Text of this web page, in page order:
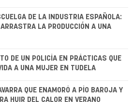
DE LA INDUSTRIA ESPAÑOLA:
LA PRODUCCIÓN A UNA
DE UN POLICÍA EN PRÁCTICAS QUE
A UNA MUJER EN TUDELA
QUE ENAMORÓ A PÍO BAROJA Y
HUIR DEL CALOR EN VERANO